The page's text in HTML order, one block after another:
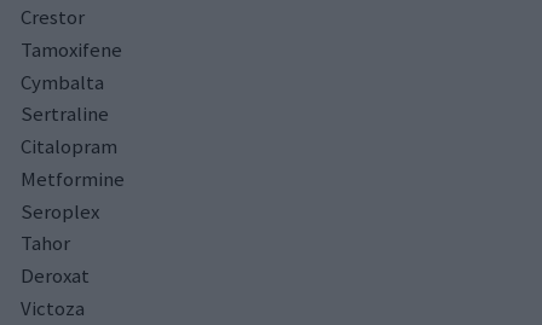
Crestor
Tamoxifene
Cymbalta
Sertraline
Citalopram
Metformine
Seroplex
Tahor
Deroxat
Victoza